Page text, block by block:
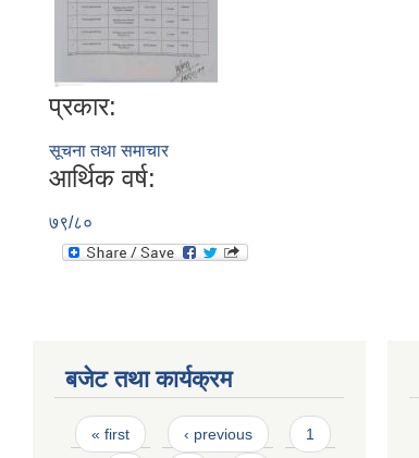
प्रकार:
सूचना तथा समाचार
आर्थिक वर्ष:
७९/८०
बजेट तथा कार्यक्रम
Pages
« first ‹ previous 1